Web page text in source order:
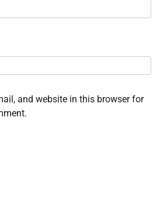
and website in this browser for